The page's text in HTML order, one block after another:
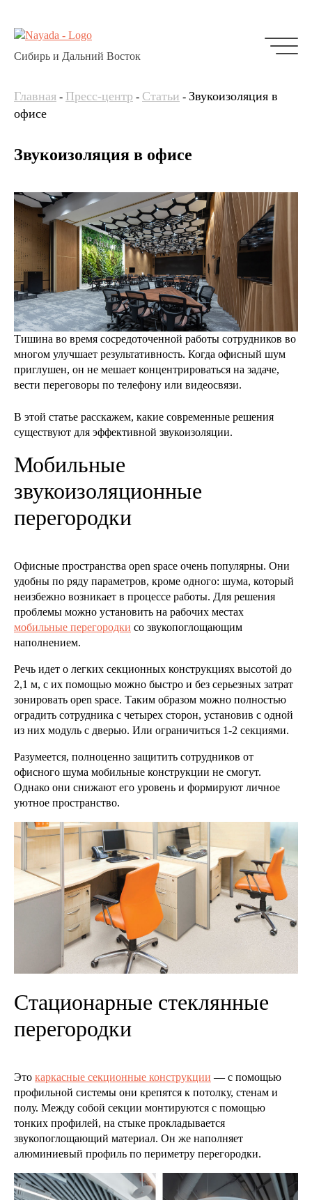
Сибирь и Дальний Восток
Главная - Пресс-центр - Статьи - Звукоизоляция в
офисе
Звукоизоляция в офисе
Тишина во время сосредоточенной работы сотрудников во
многом улучшает результативность. Когда офисный шум
приглушен, он не мешает концентрироваться на задаче,
вести переговоры по телефону или видеосвязи.
В этой статье расскажем, какие современные решения
существуют для эффективной звукоизоляции.
Мобильные
звукоизоляционные
перегородки
Офисные пространства open space очень популярны. Они
удобны по ряду параметров, кроме одного: шума, который
неизбежно возникает в процессе работы. Для решения
проблемы можно установить на рабочих местах
мобильные перегородки со звукопоглощающим
наполнением.
Речь идет о легких секционных конструкциях высотой до
2,1 м, с их помощью можно быстро и без серьезных затрат
зонировать open space. Таким образом можно полностью
оградить сотрудника с четырех сторон, установив с одной
из них модуль с дверью. Или ограничиться 1-2 секциями.
Разумеется, полноценно защитить сотрудников от
офисного шума мобильные конструкции не смогут.
Однако они снижают его уровень и формируют личное
уютное пространство.
Стационарные стеклянные
перегородки
Это каркасные секционные конструкции — с помощью
профильной системы они крепятся к потолку, стенам и
полу. Между собой секции монтируются с помощью
тонких профилей, на стыке прокладывается
звукопоглощающий материал. Он же наполняет
алюминиевый профиль по периметру перегородки.